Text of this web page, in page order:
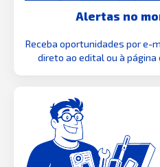
Alertas no
Receba oportunidades por e-
direto ao edital ou à